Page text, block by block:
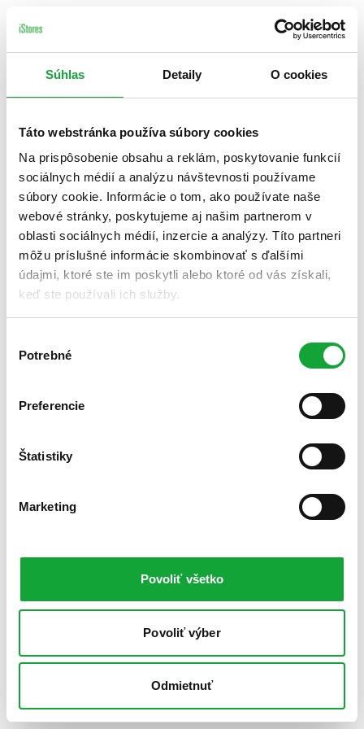
Súhlas Detaily O cookies
Táto webstránka používa súbory cookies
Na prispôsobenie obsahu a reklám, poskytovanie funkcií
sociálnych médií a analýzu návštevnosti používame
súbory cookie. Informácie o tom, ako používate naše
webové stránky, poskytujeme aj našim partnerom v
oblasti sociálnych médií, inzercie a analýzy. Títo partneri
môžu príslušné informácie skombinovať s ďalšími
údajmi, ktoré ste im poskytli alebo ktoré od vás získali,
keď ste používali ich služby.
súhlasu
Potrebné
Preferencie
Štatistiky
Marketing
Povoliť všetko
Povoliť výber
Odmietnuť